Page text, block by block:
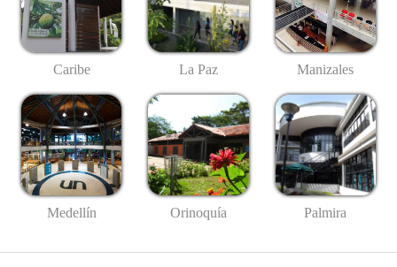
Caribe La Paz Manizales
Medellín Orinoquía Palmira